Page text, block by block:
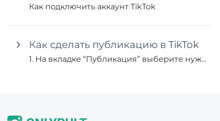
Как подключить аккаунт TikTok
Как сделать публикацию в TikTok
1. На вкладке “Публикация” выберите нужный аккаунт TikTok и нажмите “Добавить пост”.